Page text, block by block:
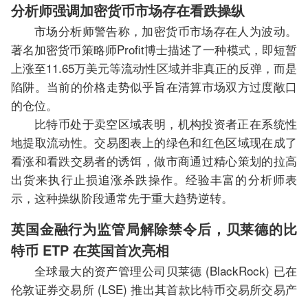
分析师强调加密货币市场存在看跌操纵
市场分析师警告称，加密货币市场存在人为波动。
著名加密货币策略师Profit博士描述了一种模式，即短暂
上涨至11.65万美元等流动性区域并非真正的反弹，而是
陷阱。当前的价格走势似乎旨在清算市场双方过度敞口
的仓位。
比特币处于卖空区域表明，机构投资者正在系统性
地提取流动性。交易图表上的绿色和红色区域现在成了
看涨和看跌交易者的诱饵，做市商通过精心策划的拉高
出货来执行止损追涨杀跌操作。经验丰富的分析师表
示，这种操纵阶段通常先于重大趋势逆转。
英国金融行为监管局解除禁令后，贝莱德的比
特币 ETP 在英国首次亮相
全球最大的资产管理公司贝莱德 (BlackRock) 已在
伦敦证券交易所 (LSE) 推出其首款比特币交易所交易产